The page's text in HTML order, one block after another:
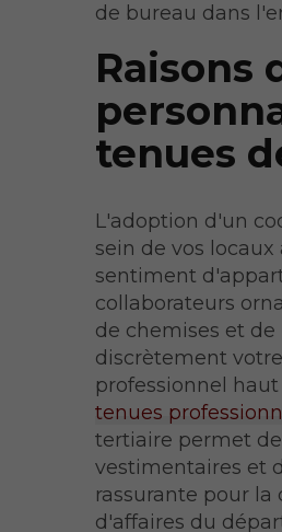
de bureau dans
Raisons
tenues
L'adoption d'un
sein de vos
sentiment
collaborateurs
de chemises et
discrètement
professionnel
tenues
tertiaire permet
vestimentaires et
rassurante pour la
d'affaires du